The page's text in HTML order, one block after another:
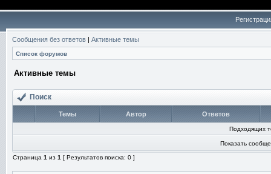
Сообщения без ответов | Активные темы
Список форумов
Активные темы
Поиск
Темы Автор Ответов
Подходящих
Показать
Страница 1 из 1 [ Результатов поиска: 0 ]